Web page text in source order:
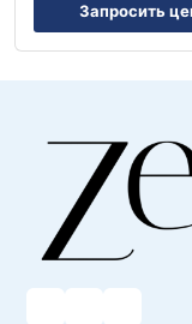
Запросить